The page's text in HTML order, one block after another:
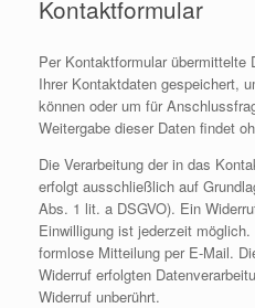
Kontaktformular
Per Kontaktformular übermittelte
Ihrer Kontaktdaten gespeichert,
können oder um für
Weitergabe dieser Daten findet
Die Verarbeitung der in das
erfolgt ausschließlich auf
Abs. 1 lit. a DSGVO). Ein
Einwilligung ist jederzeit
formlose Mitteilung per E-Mail.
Widerruf erfolgten
Widerruf unberührt.